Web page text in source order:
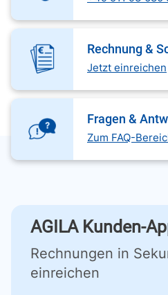
Rechnung &
Jetzt einreichen
Fragen &
Zum FAQ-
AGILA Kunden-
Rechnungen in
einreichen